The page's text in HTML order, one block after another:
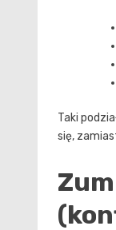
Taki
się,